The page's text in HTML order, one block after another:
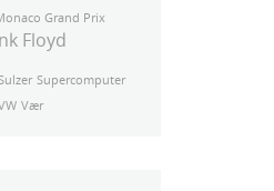
Grand Prix
Floyd
Supercomputer
Vær